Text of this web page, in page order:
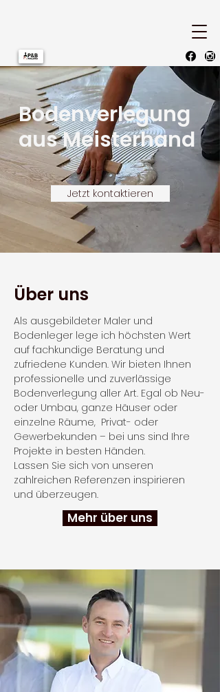
Bodenverlegung
aus Meisterhand
Jetzt kontaktieren
Über uns
Als ausgebildeter Maler und
Bodenleger lege ich höchsten Wert
auf fachkundige Beratung und
zufriedene Kunden. Wir bieten Ihnen
professionelle und zuverlässige
Bodenverlegung aller Art. Egal ob Neu-
oder Umbau, ganze Häuser oder
einzelne Räume, Privat- oder
Gewerbekunden – bei uns sind Ihre
Projekte in besten Händen.
Lassen Sie sich von unseren
zahlreichen Referenzen inspirieren
und überzeugen.
Mehr über uns